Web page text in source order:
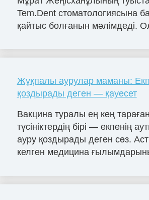
Tem.Dent стоматологиясына
қайтыс болғанын мәлімдеді.
Жұқпалы аурулар маманы:
қоздырады деген — қауесет
Вакцина туралы ең кең
түсініктердің бірі — екпенің
ауру қоздырады деген сөз.
келген медицина